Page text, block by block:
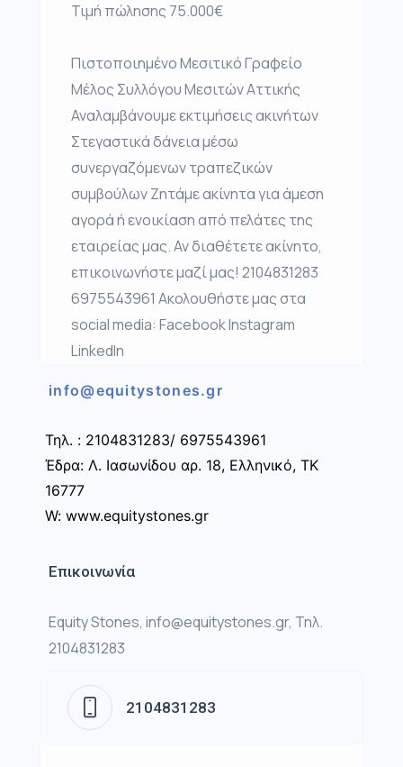
Τιμή πώλησης 75.000€
Πιστοποιημένο Μεσιτικό Γραφείο
Μέλος Συλλόγου Μεσιτών Αττικής
Αναλαμβάνουμε εκτιμήσεις ακινήτων
Στεγαστικά δάνεια μέσω
συνεργαζόμενων τραπεζικών
συμβούλων Ζητάμε ακίνητα για άμεση
αγορά ή ενοικίαση από πελάτες της
εταιρείας μας. Αν διαθέτετε ακίνητο,
επικοινωνήστε μαζί μας! 2104831283
6975543961 Ακολουθήστε μας στα
social media: Facebook Instagram
LinkedIn
info@equitystones.gr
Τηλ. : 2104831283/ 6975543961
Έδρα: Λ. Ιασωνίδου αρ. 18, Ελληνικό, ΤΚ
16777
W: www.equitystones.gr
Επικοινωνία
Equity Stones, info@equitystones.gr, Τηλ.
2104831283
2104831283